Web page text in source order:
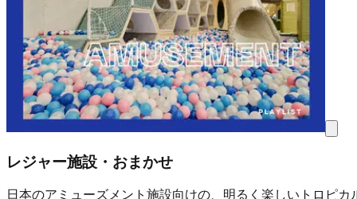
レジャー施設・おまかせ
日本のアミューズメント施設向けの、明るく楽しいトロピカ